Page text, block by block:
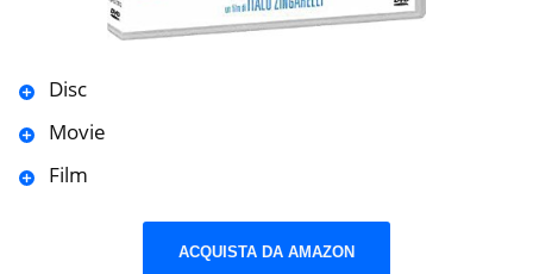
Disc
Movie
Film
ACQUISTA DA AMAZON